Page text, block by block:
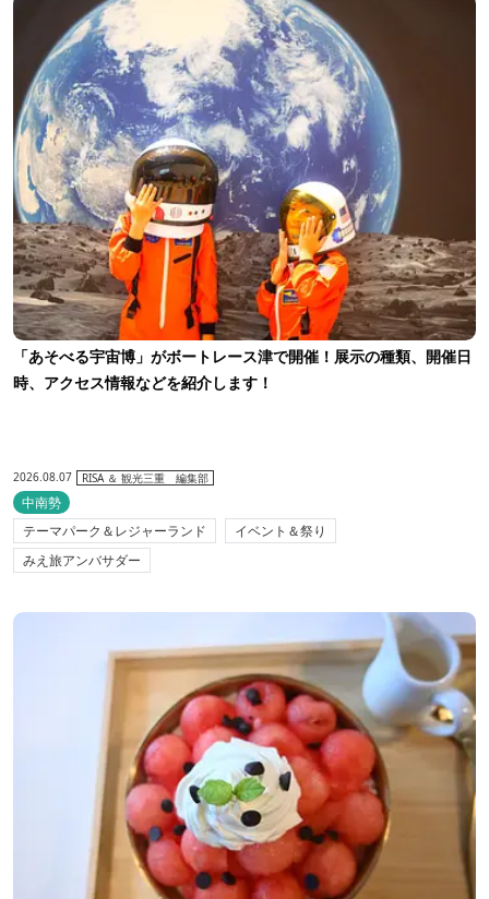
「あそべる宇宙博」がボートレース津で開催！展示の種類、開催日
時、アクセス情報などを紹介します！
2026.08.07 RISA ＆ 観光三重 編集部
中南勢
テーマパーク＆レジャーランド
イベント＆祭り
みえ旅アンバサダー